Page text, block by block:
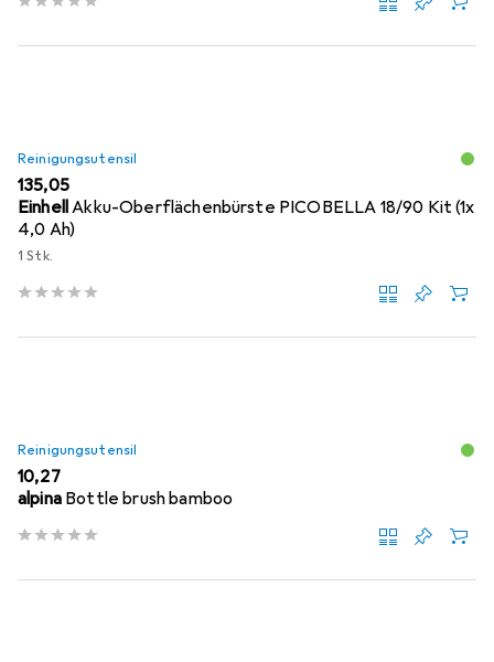
Reinigungsutensil
EUR
135,05
EinhellAkku-Oberflächenbürste PICOBELLA 18/90 Kit (1x
4,0 Ah)
1 Stk.
Reinigungsutensil
EUR
10,27
alpina Bottle brush bamboo